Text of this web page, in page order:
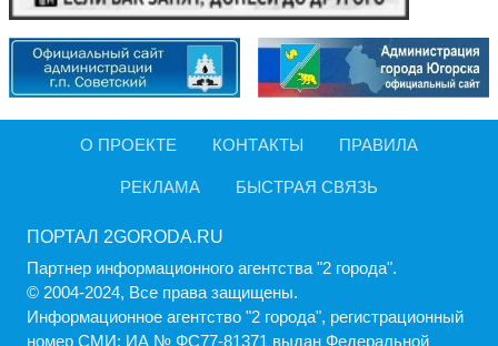
О ПРОЕКТЕ КОНТАКТЫ ПРАВИЛА
РЕКЛАМА БЫСТРАЯ СВЯЗЬ
ПОРТАЛ 2GORODA.RU
Партнер информационного агентства "2 города".
© 2004-2024, Все права защищены.
Информационное агентство "2 города", регистрационный
номер СМИ: ИА № ФС77-81371 выдан Федеральной